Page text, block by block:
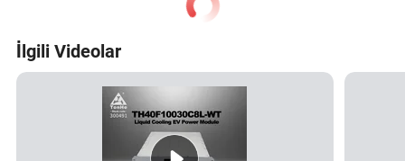
İlgili Videolar